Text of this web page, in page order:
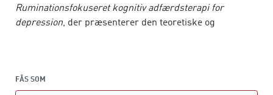
Ruminationsfokuseret kognitiv adfærdsterapi for
depression, der præsenterer den teoretiske og
Manualen er empirisk efterprøvet og har vist bedre
behandlingseffekt i sammenligning med klassisk
FÅS SOM